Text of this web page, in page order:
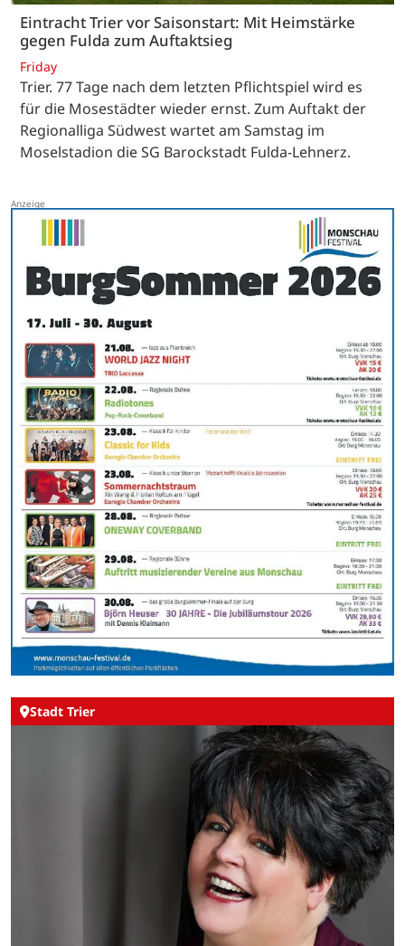
Eintracht Trier vor Saisonstart: Mit Heimstärke
gegen Fulda zum Auftaktsieg
Friday
Trier. 77 Tage nach dem letzten Pflichtspiel wird es
für die Mosestädter wieder ernst. Zum Auftakt der
Regionalliga Südwest wartet am Samstag im
Moselstadion die SG Barockstadt Fulda-Lehnerz.
Stadt Trier